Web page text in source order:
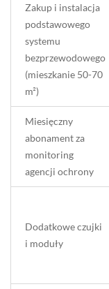
Zakup i instalacja
podstawowego
systemu
bezprzewodowego
(mieszkanie 50-70
m²)
Miesięczny
abonament za
monitoring
agencji ochrony
Dodatkowe czujki
i moduły